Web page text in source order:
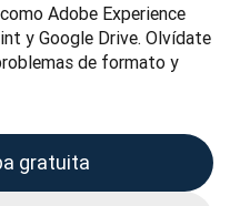
Adobe Experience
y Google Drive. Olvídate
de formato y
gratuita